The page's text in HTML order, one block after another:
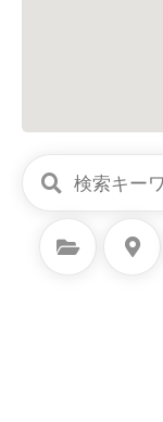
カテゴリーを選択